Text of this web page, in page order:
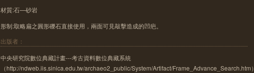
材質:石—砂岩
形制:取略扁之圓形礫石直接使用，兩面可見敲擊造成的凹疤。
出版者：
中央研究院數位典藏計畫---考古資料數位典藏系統
（http://ndweb.iis.sinica.edu.tw/archaeo2_public/System/Artifact/Frame_Advance_Search.htm）